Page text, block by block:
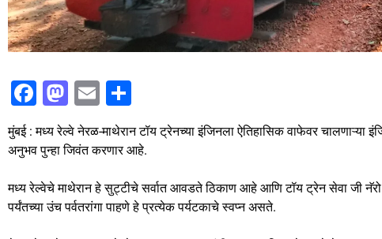
F
c
e
b
o
M
a
st
d
o
E
m
ai ar
मुंबई : मध्य रेल्वे नेरळ-माथेरान टॉय ट्रेनच्या इंजिनला ऐतिहासिक वाफेवर चालणाऱ्या
अनुभव पुन्हा जिवंत करणार आहे.
मध्य रेल्वेचे माथेरान हे सुट्टीचे सर्वात आवडते ठिकाण आहे आणि टॉय ट्रेन सेवा जी नॅरो
पर्यंतच्या उंच पर्वतरांगा पाहणे हे प्रत्येक पर्यटकाचे स्वप्न असते.